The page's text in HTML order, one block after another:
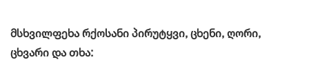
მსხვილფეხა რქოსანი პირუტყვი, ცხენი, ღორი,
ცხვარი და თხა: